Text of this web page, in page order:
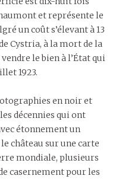
et représente le
un coût s’élevant à 13
Cystria, à la mort de la
le bien à l’État qui
1923.
en noir et
décennies qui ont
étonnement un
château sur une carte
mondiale, plusieurs
casernement pour les